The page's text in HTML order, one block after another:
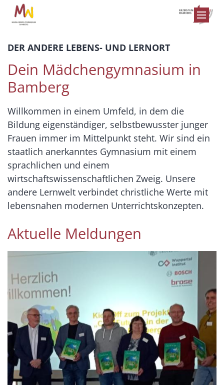
Zum Inhalt springen
DER ANDERE LEBENS- UND LERNORT
Dein Mädchengymnasium in
Bamberg
Willkommen in einem Umfeld, in dem die
Bildung eigenständiger, selbstbewusster junger
Frauen immer im Mittelpunkt steht. Wir sind ein
staatlich anerkanntes Gymnasium mit einem
sprachlichen und einem
wirtschaftswissenschaftlichen Zweig. Unsere
andere Lernwelt verbindet christliche Werte mit
lebensnahen modernen Unterrichtskonzepten.
Aktuelle Meldungen